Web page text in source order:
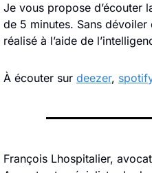
Je vous propose d’écouter
de 5 minutes. Sans
réalisé à l’aide de
À écouter sur deezer,
François Lhospitalier,